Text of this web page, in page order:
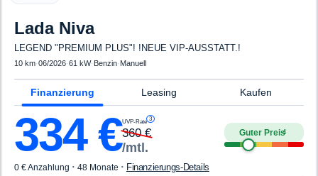
Lada Niva
LEGEND "PREMIUM PLUS"! !NEUE VIP-AUSSTATT.!
10 km·06/2026·61 kW· Benzin· Manuell
Finanzierung Leasing Kaufen
334€UVP-Rate 3
360€
/mtl.
Guter Preis4
0 € Anzahlung · 48 Monate · Finanzierungs-Details